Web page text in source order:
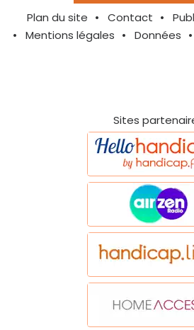
Plan du site Contact
Mentions légales
Données
Sites